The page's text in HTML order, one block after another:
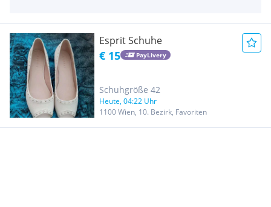
Esprit Schuhe
€ 15 PayLivery
Schuhgröße 42
Heute, 04:22 Uhr
1100 Wien, 10. Bezirk, Favoriten